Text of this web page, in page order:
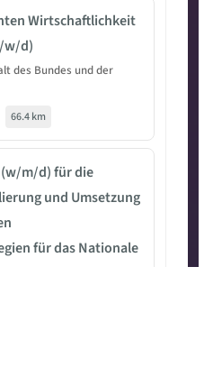
Wirtschaftlichkeit
w/d)
des Bundes und der
66.4 km
m/d) für die
und Umsetzung
für das Nationale